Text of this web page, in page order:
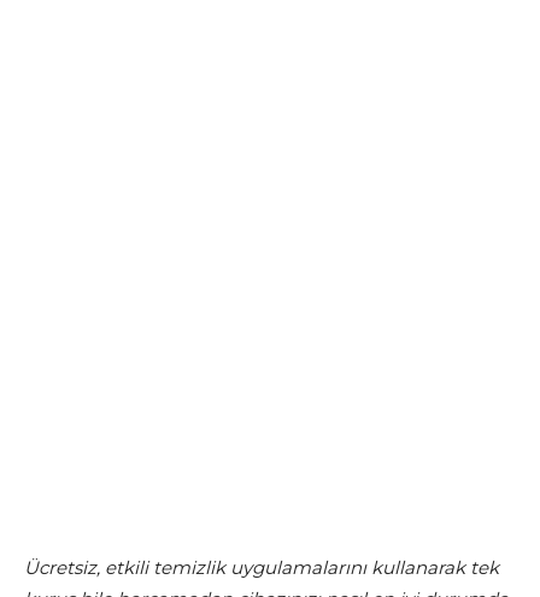
Ücretsiz, etkili temizlik uygulamalarını kullanarak tek